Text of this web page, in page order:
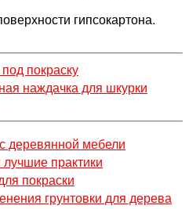
гипсокартона.
покраску
наждачка для шкурки
деревянной мебели
практики
покраски
грунтовки для дерева